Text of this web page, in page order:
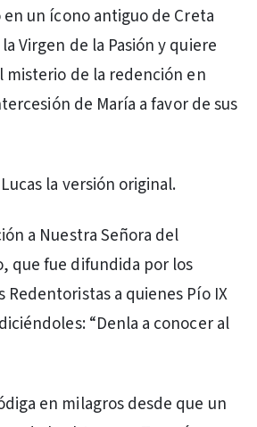
un ícono antiguo de Creta
Virgen de la Pasión y quiere
misterio de la redención en
de María a favor de sus
la versión original.
a Nuestra Señora del
que fue difundida por los
Redentoristas a quienes Pío IX
“Denla a conocer al
en milagros desde que un